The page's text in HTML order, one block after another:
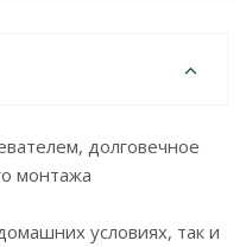
долговечное
монтажа
условиях, так и